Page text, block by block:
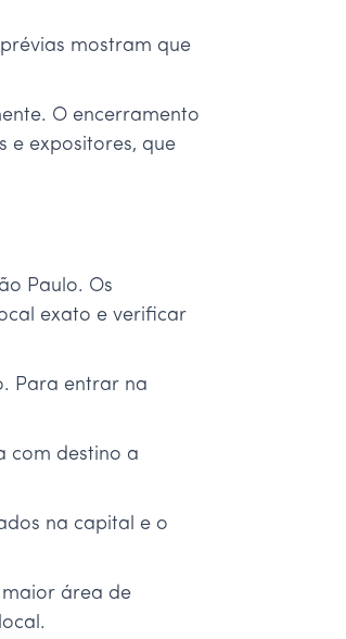
mostram que
O encerramento
e expositores, que
Paulo. Os
exato e verificar
Para entrar na
com destino a
na capital e o
maior área de